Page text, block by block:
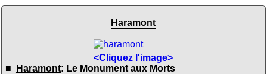
Haramont
<Cliquez l'image>
■
Haramont: Le Monument aux Morts